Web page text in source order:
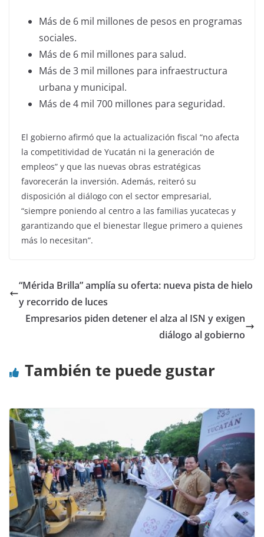
Más de 6 mil millones de pesos en programas
sociales.
Más de 6 mil millones para salud.
Más de 3 mil millones para infraestructura
urbana y municipal.
Más de 4 mil 700 millones para seguridad.
El gobierno afirmó que la actualización fiscal “no afecta
la competitividad de Yucatán ni la generación de
empleos” y que las nuevas obras estratégicas
favorecerán la inversión. Además, reiteró su
disposición al diálogo con el sector empresarial,
“siempre poniendo al centro a las familias yucatecas y
garantizando que el bienestar llegue primero a quienes
más lo necesitan”.
“Mérida Brilla” amplía su oferta: nueva pista de hielo
y recorrido de luces
Empresarios piden detener el alza al ISN y exigen
diálogo al gobierno
También te puede gustar